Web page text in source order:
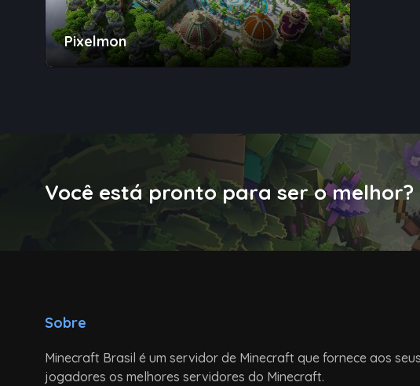
Pixelmon
Você está pronto para ser o melhor?
Sobre
Minecraft Brasil é um servidor de Minecraft que fornece aos seus
jogadores os melhores servidores do Minecraft.